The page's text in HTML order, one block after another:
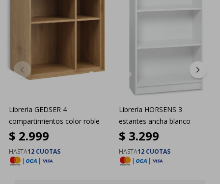
Librería GEDSER 4
compartimientos color roble
$ 2.999
HASTA12 CUOTAS
|
|
Librería HORSENS 3
estantes ancha blanco
$ 3.299
HASTA12 CUOTAS
|
|